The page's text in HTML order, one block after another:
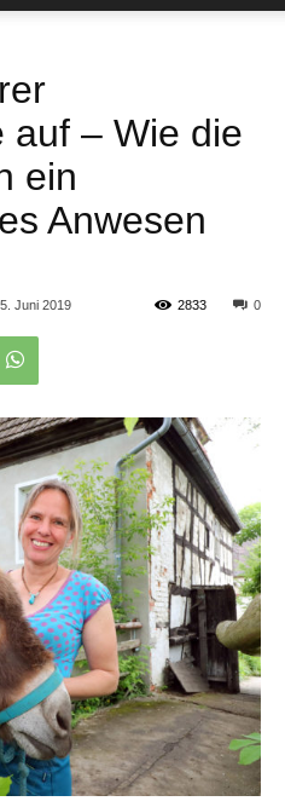
auf – Wie die
ein
Anwesen
Juni 2019 0
2833